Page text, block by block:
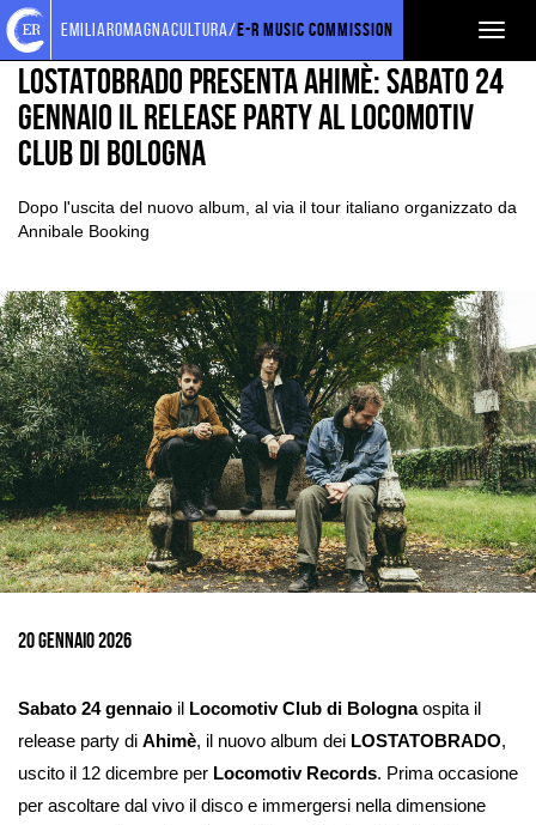
Torna
alla
home
Cerca
nel
sito
Salta
ai
contenuti
Salta
al
menu
principale
emiliaromagnacultura/E-R Music Commission
EVENTI E NEWS NEWS
LOSTATOBRADO presenta Ahimè: sabato 24
gennaio il release party al Locomotiv
Club di Bologna
Dopo l'uscita del nuovo album, al via il tour italiano organizzato da
Annibale Booking
20 Gennaio 2026
Sabato 24 gennaio il Locomotiv Club di Bolognaospita il
release party di Ahimè, il nuovo album dei LOSTATOBRADO,
uscito il 12 dicembre per Locomotiv Records. Prima occasione
per ascoltare dal vivo il disco e immergersi nella dimensione